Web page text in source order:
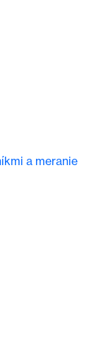
a meranie